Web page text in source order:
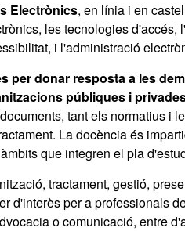
Electrònics, en línia i en
les tecnologies d'accés,
i l'administració
per donar resposta a les
públiques i
tant els normatius i
La docència és
que integren el pla
tractament, gestió,
d'interès per a professionals
o comunicació, entre